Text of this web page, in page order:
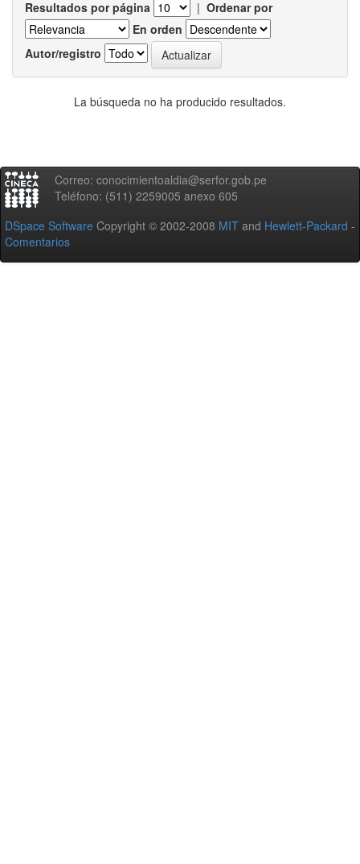
Resultados por página | Ordenar por
En orden
Autor/registro
La búsqueda no ha producido resultados.
Correo: conocimientoaldia@serfor.gob.pe
Teléfono: (511) 2259005 anexo 605
DSpace Software Copyright © 2002-2008 MIT and Hewlett-Packard -
Comentarios